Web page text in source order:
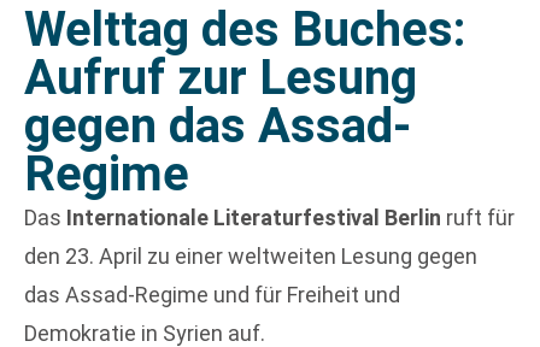
Welttag des Buches:
Aufruf zur Lesung
gegen das Assad-
Regime
Das Internationale Literaturfestival Berlin ruft für
den 23. April zu einer weltweiten Lesung gegen
das Assad-Regime und für Freiheit und
Demokratie in Syrien auf.